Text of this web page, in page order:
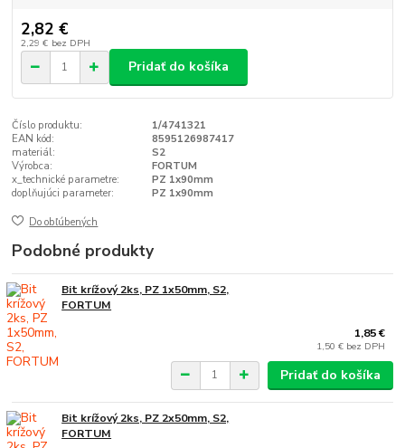
2,82 €
2,29 € bez DPH
Pridať do košíka
Číslo produktu:
1/4741321
EAN kód:
8595126987417
materiál:
S2
Výrobca:
FORTUM
x_technické parametre:
PZ 1x90mm
doplňujúci parameter:
PZ 1x90mm
Do obľúbených
Podobné produkty
Bit krížový 2ks, PZ 1x50mm, S2,
FORTUM
1,85 €
1,50 € bez DPH
Pridať do košíka
Bit krížový 2ks, PZ 2x50mm, S2,
FORTUM